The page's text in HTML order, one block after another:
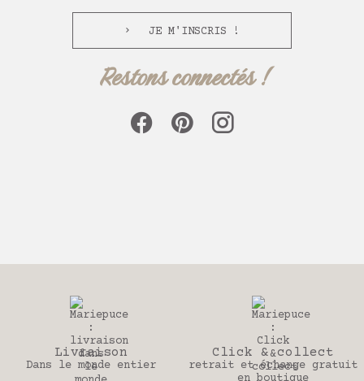
JE M'INSCRIS !
Restons connectés !
entier
Click & collect
retrait et échange gratuit
30
Pour changer